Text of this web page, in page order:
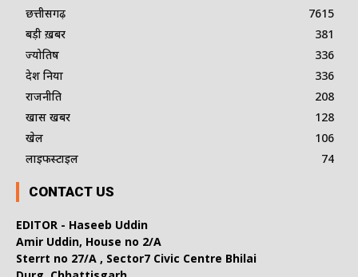
छत्तीसगढ़
7615
बड़ी ख़बर
381
ज्योतिष
336
देश दुनिया
336
राजनीति
208
खास खबर
128
खेल
106
लाइफस्टाइल
74
CONTACT US
EDITOR - Haseeb Uddin
Amir Uddin, House no 2/A
Sterrt no 27/A , Sector7 Civic Centre Bhilai